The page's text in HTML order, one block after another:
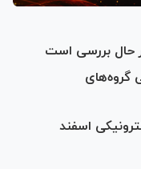
حال بررسی است
گروه‌های
اسفند